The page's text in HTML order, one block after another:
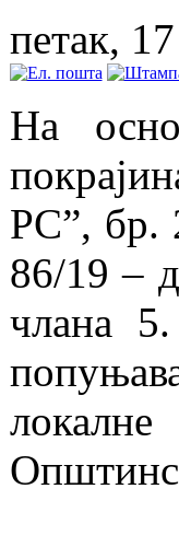
петак,
На
РС”, бр.
86/19 –
члана